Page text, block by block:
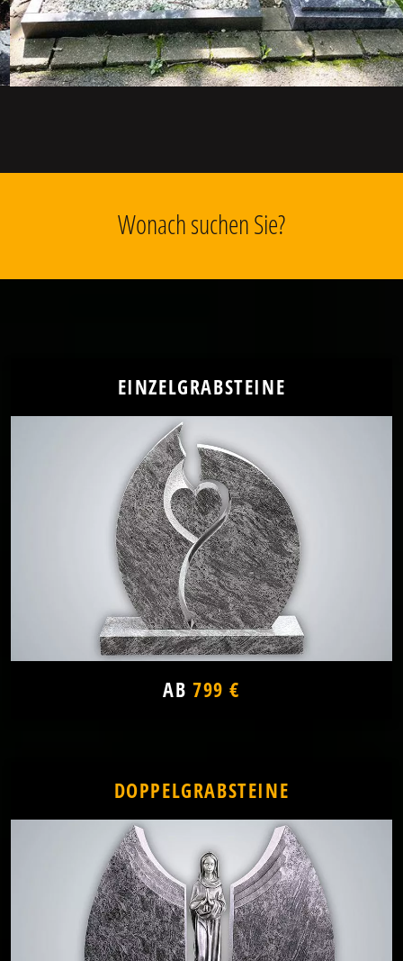
Wonach suchen Sie?
EINZELGRABSTEINE
AB 799 €
DOPPELGRABSTEINE